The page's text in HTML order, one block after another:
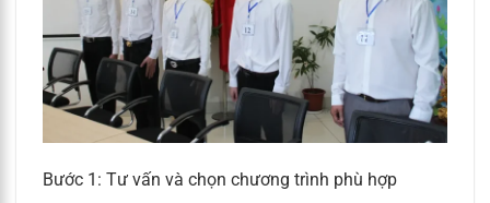
Bước 1: Tư vấn và chọn chương trình phù hợp